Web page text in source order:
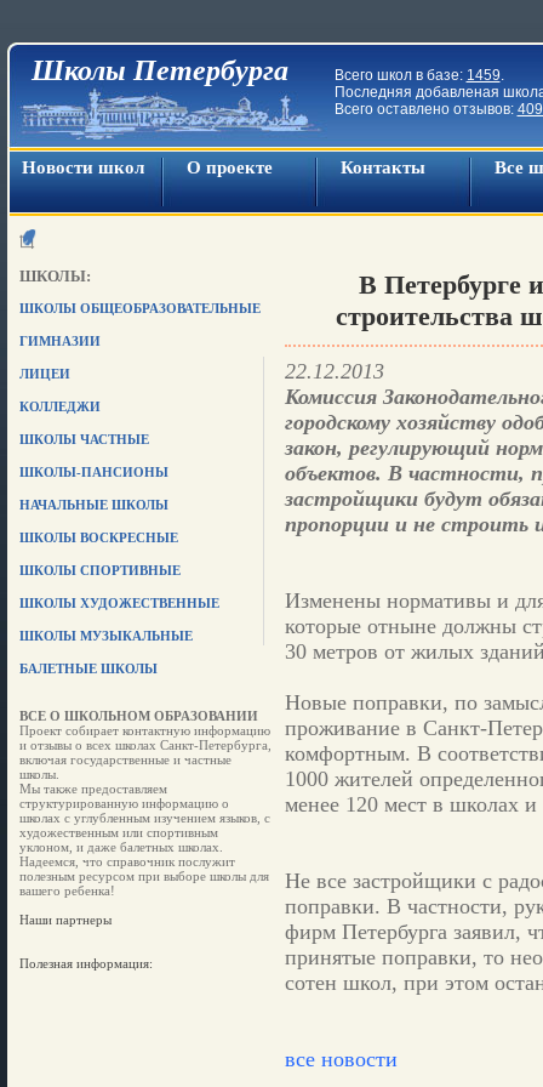
Школы Петербурга Всего школ в базе: 1459.
Последняя добавленая
Всего оставлено отзывов:
Новости школ О проекте Контакты Все
ШКОЛЫ:
ШКОЛЫ ОБЩЕОБРАЗОВАТЕЛЬНЫЕ
ГИМНАЗИИ
ЛИЦЕИ
КОЛЛЕДЖИ
ШКОЛЫ ЧАСТНЫЕ
ШКОЛЫ-ПАНСИОНЫ
НАЧАЛЬНЫЕ ШКОЛЫ
ШКОЛЫ ВОСКРЕСНЫЕ
ШКОЛЫ СПОРТИВНЫЕ
ШКОЛЫ ХУДОЖЕСТВЕННЫЕ
ШКОЛЫ МУЗЫКАЛЬНЫЕ
БАЛЕТНЫЕ ШКОЛЫ
ВСЕ О ШКОЛЬНОМ ОБРАЗОВАНИИ
Проект собирает контактную информацию
и отзывы о всех школах Санкт-Петербурга,
включая государственные и частные
школы.
Мы также предоставляем
структурированную информацию о
школах с углубленным изучением языков, с
художественным или спортивным
уклоном, и даже балетных школах.
Надеемся, что справочник послужит
полезным ресурсом при выборе школы для
вашего ребенка!
Наши партнеры
Полезная информация:
В Петербурге
строительства
22.12.2013
Комиссия
городскому хозяйству
закон, регулирующий
объектов. В частности,
застройщики будут
пропорции и не строить
Изменены нормативы и для
которые отныне должны
30 метров от жилых
Новые поправки, по
проживание в Санкт-
комфортным. В
1000 жителей
менее 120 мест в школах и
Не все застройщики с
поправки. В частности,
фирм Петербурга заявил,
принятые поправки, то
сотен школ, при этом
все новости